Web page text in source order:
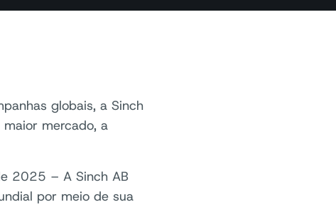
globais, a Sinch
mercado, a
2025 – A Sinch AB
por meio de sua